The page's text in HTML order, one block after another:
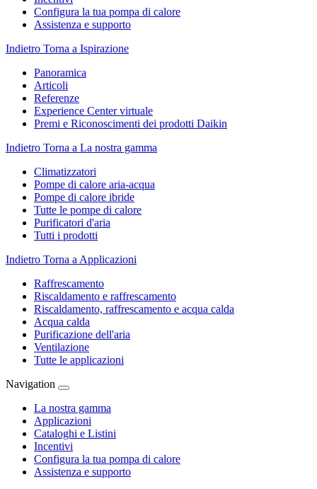
Configura la tua pompa di calore
Assistenza e supporto
Indietro Torna a Ispirazione
Panoramica
Articoli
Referenze
Experience Center virtuale
Premi e Riconoscimenti dei prodotti Daikin
Indietro Torna a La nostra gamma
Climatizzatori
Pompe di calore aria-acqua
Pompe di calore ibride
Tutte le pompe di calore
Purificatori d'aria
Tutti i prodotti
Indietro Torna a Applicazioni
Raffrescamento
Riscaldamento e raffrescamento
Riscaldamento, raffrescamento e acqua calda
Acqua calda
Purificazione dell'aria
Ventilazione
Tutte le applicazioni
Navigation
La nostra gamma
Applicazioni
Cataloghi e Listini
Incentivi
Configura la tua pompa di calore
Assistenza e supporto